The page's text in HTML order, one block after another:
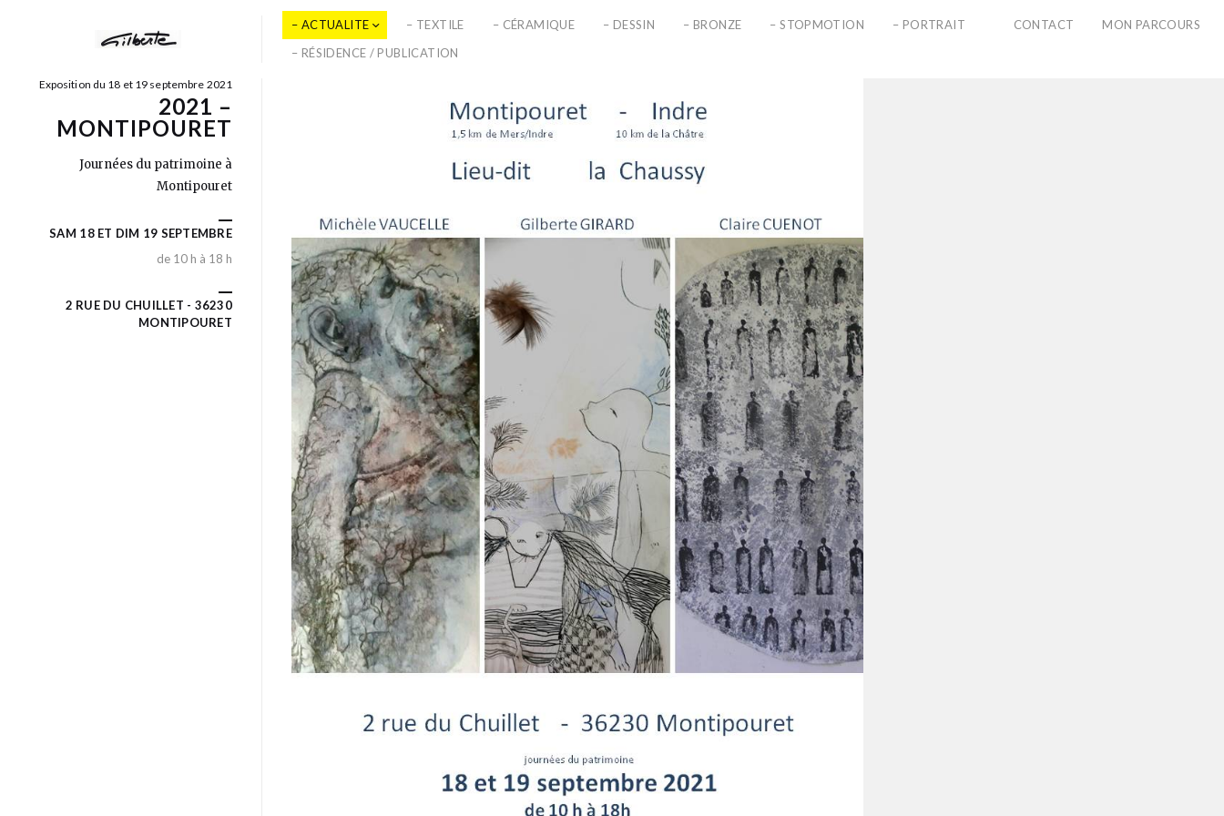
– ACTUALITE – TEXTILE – CÉRAMIQUE – DESSIN – BRONZE – STOPMOTION
– PORTRAIT
– RÉSIDENCE / PUBLICATION
CONTACT MON PARCOURS
Exposition du 18 et 19 septembre 2021
2021 –
MONTIPOURET
Journées du patrimoine à
Montipouret
SAM 18 ET DIM 19 SEPTEMBRE
de 10 h à 18 h
2 RUE DU CHUILLET - 36230
MONTIPOURET